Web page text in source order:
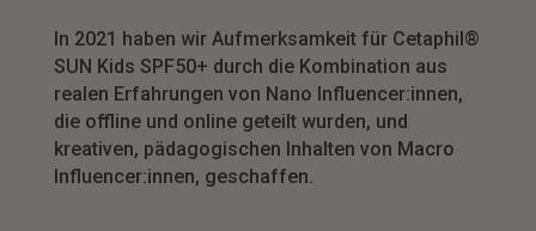
In 2021 haben wir Aufmerksamkeit für Cetaphil®
SUN Kids SPF50+ durch die Kombination aus
realen Erfahrungen von Nano Influencer:innen,
die offline und online geteilt wurden, und
kreativen, pädagogischen Inhalten von Macro
Influencer:innen, geschaffen.